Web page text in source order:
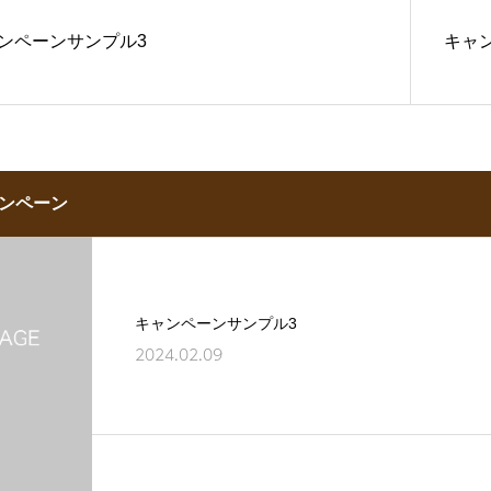
ペーンサンプル3 キャ
ペーン
キャンペーンサンプル3
2024.02.09